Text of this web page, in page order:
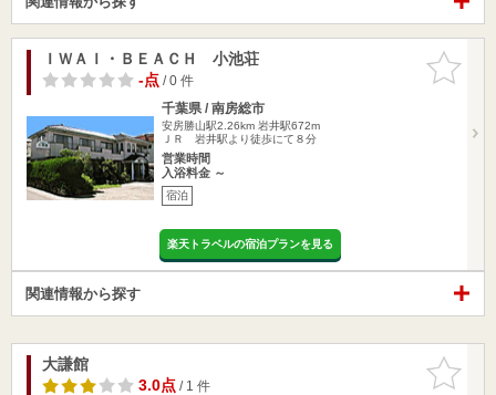
お気に入
りに追加
ＩＷＡＩ・ＢＥＡＣＨ 小池荘
-点/ 0 件
千葉県 / 南房総市
安房勝山駅2.26km 岩井駅672m
ＪＲ 岩井駅より徒歩にて８分
営業時間
入浴料金 ～
宿泊
楽天トラベルの宿泊プランを見る
関連情報から探す
お気に入
りに追加
大謙館
3.0点/ 1 件